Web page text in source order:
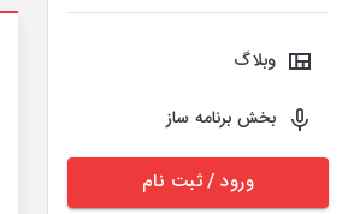
وبلاگ
بخش برنامه ساز
ورود / ثبت نام